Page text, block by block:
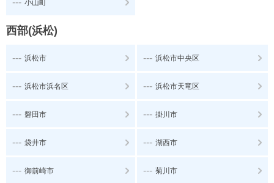
小山町
西部(浜松)
--- 浜松市 --- 浜松市中央区
--- 浜松市浜名区 --- 浜松市天竜区
--- 磐田市 --- 掛川市
--- 袋井市 --- 湖西市
--- 御前崎市 --- 菊川市